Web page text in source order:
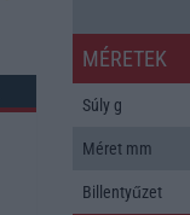
MÉRETEK
Súly g
Méret mm
Billentyűzet